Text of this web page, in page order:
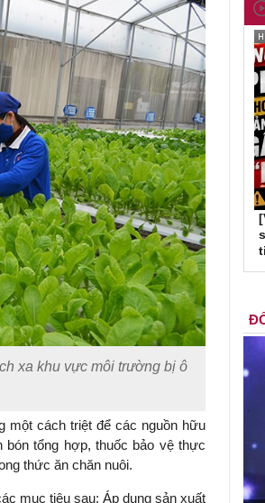
xa khu vực môi trường bị ô
một cách triệt để các nguồn hữu
tổng hợp, thuốc bảo vệ thực
thức ăn chăn nuôi.
mục tiêu sau: Áp dụng sản xuất